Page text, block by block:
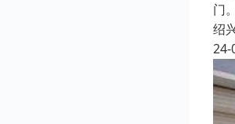
门
绍
24-